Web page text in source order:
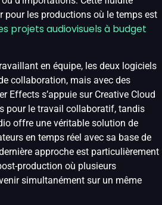
pour les productions où le temps est
projets audiovisuels à budget
en équipe, les deux logiciels
collaboration, mais avec des
Effects s’appuie sur Creative Cloud
pour le travail collaboratif, tandis
offre une véritable solution de
en temps réel avec sa base de
approche est particulièrement
production où plusieurs
simultanément sur un même